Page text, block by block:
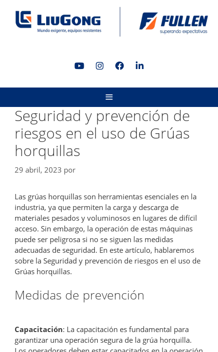
contenido
Seguridad y prevención de
riesgos en el uso de Grúas
horquillas
29 abril, 2023 por
Las grúas horquillas son herramientas esenciales en la
industria, ya que permiten la carga y descarga de
materiales pesados y voluminosos en lugares de difícil
acceso. Sin embargo, la operación de estas máquinas
puede ser peligrosa si no se siguen las medidas
adecuadas de seguridad. En este artículo, hablaremos
sobre la Seguridad y prevención de riesgos en el uso de
Grúas horquillas.
Medidas de prevención
Capacitación: La capacitación es fundamental para
garantizar una operación segura de la grúa horquilla.